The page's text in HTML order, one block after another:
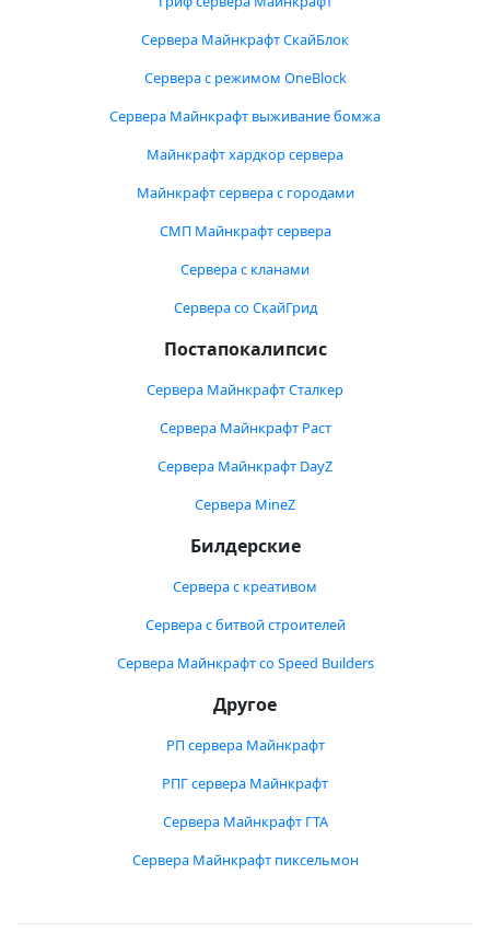
Сервера Майнкрафт СкайБлок
Сервера с режимом OneBlock
Сервера Майнкрафт выживание бомжа
Майнкрафт хардкор сервера
Майнкрафт сервера с городами
СМП Майнкрафт сервера
Сервера с кланами
Сервера со СкайГрид
Постапокалипсис
Сервера Майнкрафт Сталкер
Сервера Майнкрафт Раст
Сервера Майнкрафт DayZ
Сервера MineZ
Билдерские
Сервера с креативом
Сервера с битвой строителей
Сервера Майнкрафт со Speed Builders
Другое
РП сервера Майнкрафт
РПГ сервера Майнкрафт
Сервера Майнкрафт ГТА
Сервера Майнкрафт пиксельмон